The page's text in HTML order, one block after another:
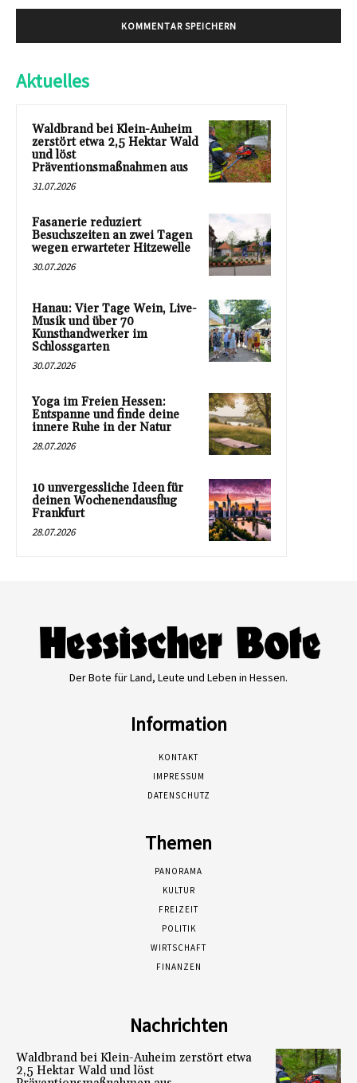
Aktuelles
Waldbrand bei Klein-Auheim
zerstört etwa 2,5 Hektar Wald
und löst
Präventionsmaßnahmen aus
31.07.2026
Fasanerie reduziert
Besuchszeiten an zwei Tagen
wegen erwarteter Hitzewelle
30.07.2026
Hanau: Vier Tage Wein, Live-
Musik und über 70
Kunsthandwerker im
Schlossgarten
30.07.2026
Yoga im Freien Hessen:
Entspanne und finde deine
innere Ruhe in der Natur
28.07.2026
10 unvergessliche Ideen für
deinen Wochenendausflug
Frankfurt
28.07.2026
Der Bote für Land, Leute und Leben in Hessen.
Information
KONTAKT
IMPRESSUM
DATENSCHUTZ
Themen
PANORAMA
KULTUR
FREIZEIT
POLITIK
WIRTSCHAFT
FINANZEN
Nachrichten
Waldbrand bei Klein-Auheim zerstört etwa
2,5 Hektar Wald und löst